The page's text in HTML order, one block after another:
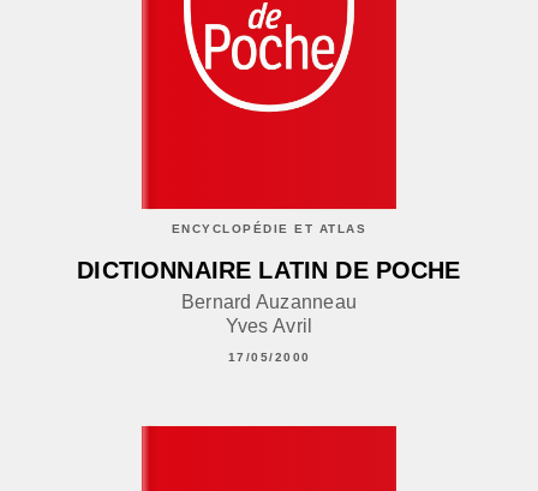
ENCYCLOPÉDIE ET ATLAS
DICTIONNAIRE LATIN DE POCHE
Bernard Auzanneau
Yves Avril
17/05/2000